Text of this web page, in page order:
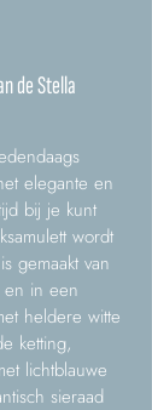
de Stella
elegante en
bij je kunt
wordt
gemaakt van
in een
heldere witte
ketting,
lichtblauwe
sieraad